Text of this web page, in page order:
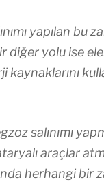
yapılan bu
diğer yolu ise
kaynaklarını
salınımı
araçlar
herhangi bir